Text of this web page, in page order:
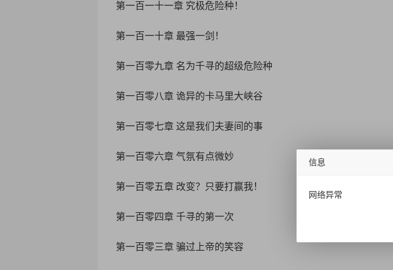
第一百一十一章 究极危险种！
第一百一十章 最强一剑！
第一百零九章 名为千寻的超级危险种
第一百零八章 诡异的卡马里大峡谷
第一百零七章 这是我们夫妻间的事
第一百零六章 气氛有点微妙
第一百零五章 改变？只要打赢我！
第一百零四章 千寻的第一次
第一百零三章 骗过上帝的笑容
信息
网络异常